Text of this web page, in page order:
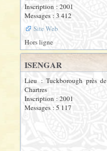
Inscription : 2001
Messages : 3 412
Site Web
Hors ligne
ISENGAR
Lieu : Tuckborough près de
Chartres
Inscription : 2001
Messages : 5 117